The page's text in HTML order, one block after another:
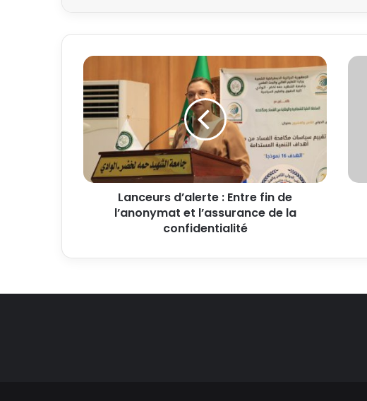
Lanceurs d’alerte : Entre fin de
l’anonymat et l’assurance de la
confidentialité